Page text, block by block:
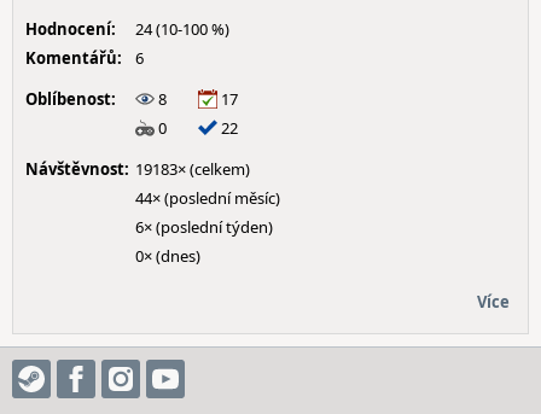
Hodnocení:
24 (10-100 %)
Komentářů:
6
Oblíbenost:
8
17
0
22
Návštěvnost: 19183× (celkem)
44× (poslední měsíc)
6× (poslední týden)
0× (dnes)
Více